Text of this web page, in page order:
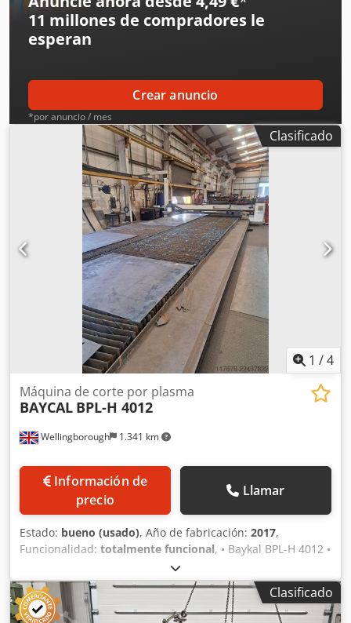
11 millones de compradores le
esperan
Crear anuncio
*por anuncio / mes
Clasificado
1 /4
Wellingborough 1.341 km
Máquina de corte por plasma
BAYCAL BPL-H 4012
Información de
precio
Llamar
Estado: bueno (usado), Año de fabricación: 2017,
Funcionalidad: totalmente funcional, • Baykal BPL-H 4012 •
Entregado nuevo en 2017 • Hypertherm XPR300 AutoGas •
EDGE Connect CNC • Dos cabezales de plasma • Horas de
funcionamiento del arco: 2016 y 3120 Chsdpfszp D S Tex
Alwja • Mesa de 4 m x 12 m
Clasificado